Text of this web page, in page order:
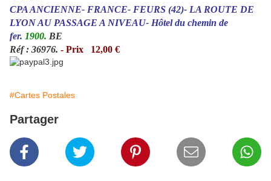
CPA ANCIENNE- FRANCE- FEURS (42)- LA ROUTE DE
LYON AU PASSAGE A NIVEAU- Hôtel du chemin de
fer. 1900. BE
Réf : 36976. - Prix 12,00 €
#Cartes Postales
Partager